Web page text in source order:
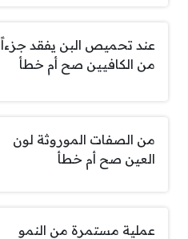
عند تحميص البن يفقد جزءاً
من الكافيين صح أم خطأ
من الصفات الموروثة لون
العين صح أم خطأ
عملية مستمرة من النمو